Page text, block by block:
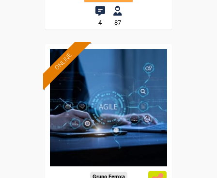
4 87
ONLINE